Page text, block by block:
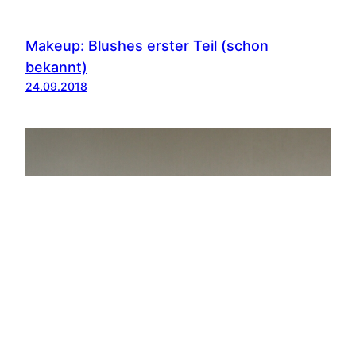
Makeup: Blushes erster Teil (schon
bekannt)
24.09.2018